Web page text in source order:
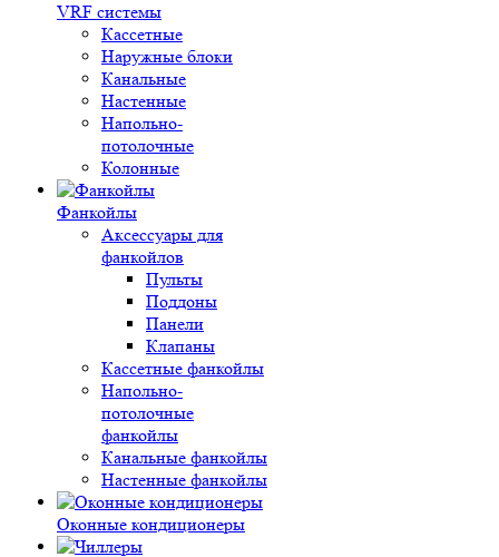
VRF системы
Кассетные
Наружные блоки
Канальные
Настенные
Напольно-
потолочные
Колонные
Фанкойлы
Аксессуары для
фанкойлов
Пульты
Поддоны
Панели
Клапаны
Кассетные фанкойлы
Напольно-
потолочные
фанкойлы
Канальные фанкойлы
Настенные фанкойлы
Оконные кондиционеры